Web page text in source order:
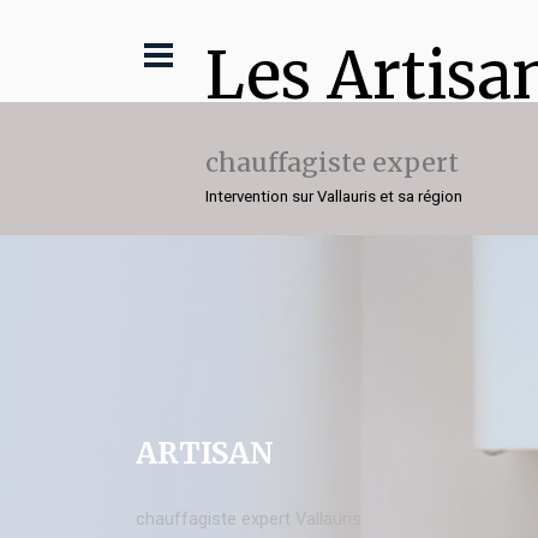
Les
chauffagiste expert
Intervention sur Vallauris et sa région
ARTISAN
chauffagiste expert Vallauris